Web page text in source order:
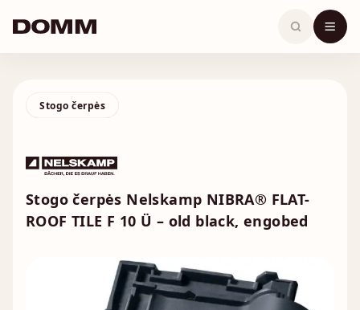
content
Stogo čerpės
Stogo čerpės Nelskamp NIBRA® FLAT-
ROOF TILE F 10 Ü – old black, engobed